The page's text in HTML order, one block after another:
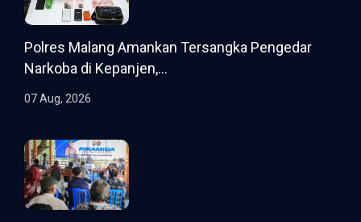
Polres Malang Amankan Tersangka Pengedar
Narkoba di Kepanjen,...
07 Aug, 2026